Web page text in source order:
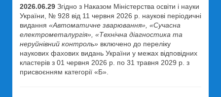
2026.06.29 Згідно з Наказом Міністерства освіти і науки
України, № 928 від 11 червня 2026 р. наукові періодичні
видання «Автоматичне зварювання», «Сучасна
електрометалургія», «Технічна діагностика та
неруйнівний контроль» включено до переліку
наукових фахових видань України у межах відповідних
кластерів з 01 червня 2026 р. по 31 травня 2029 р. з
присвоєнням категорії «Б».